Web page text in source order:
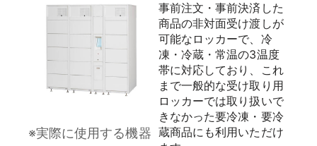
※実際に使用する機器
事前注文・事前決済した
商品の非対面受け渡しが
可能なロッカーで、冷
凍・冷蔵・常温の3温度
帯に対応しており、これ
まで一般的な受け取り用
ロッカーでは取り扱いで
きなかった要冷凍・要冷
蔵商品にも利用いただけ